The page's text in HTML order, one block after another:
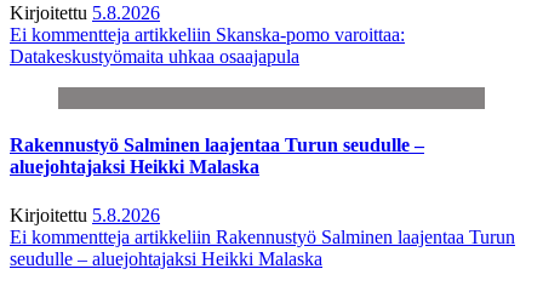
Kirjoitettu 5.8.2026
Ei kommentteja artikkeliin Skanska-pomo varoittaa:
Datakeskustyömaita uhkaa osaajapula
Rakennustyö Salminen laajentaa Turun seudulle –
aluejohtajaksi Heikki Malaska
Kirjoitettu 5.8.2026
Ei kommentteja artikkeliin Rakennustyö Salminen laajentaa Turun
seudulle – aluejohtajaksi Heikki Malaska